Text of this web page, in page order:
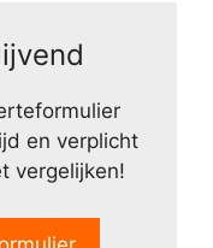
en verplicht
vergelijken!